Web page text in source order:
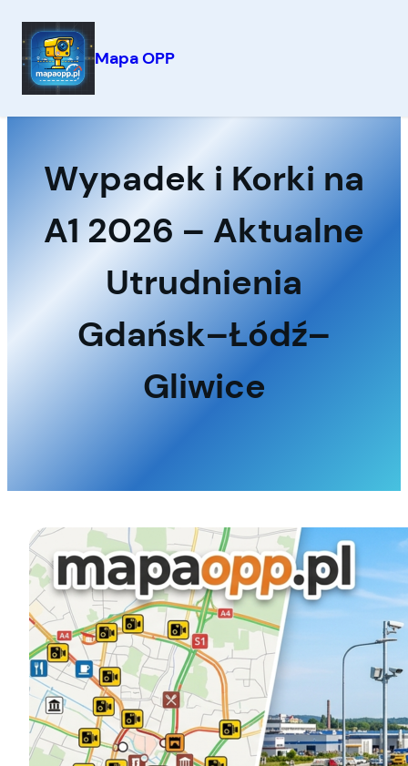
Przejdź
Mapa OPP
Wypadek i Korki na
A1 2026 – Aktualne
Utrudnienia
Gdańsk–Łódź–
Gliwice